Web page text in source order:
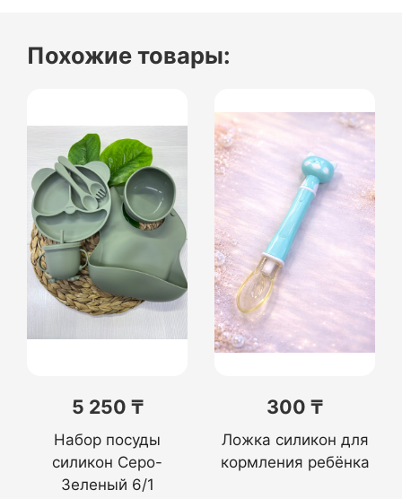
Похожие товары:
5 250 ₸
Набор посуды
силикон Серо-
Зеленый 6/1
300 ₸
Ложка силикон для
кормления ребёнка